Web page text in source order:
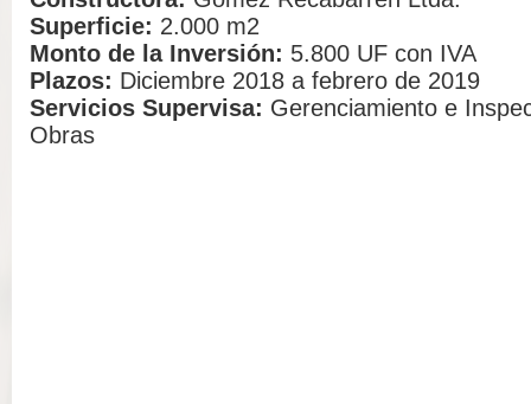
Superficie: 2.000 m2
Monto de la Inversión: 5.800 UF con IVA
Plazos: Diciembre 2018 a febrero de 2019
Servicios Supervisa: Gerenciamiento e
Obras